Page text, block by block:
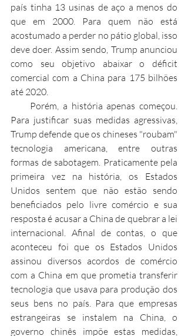
país tinha 13 usinas de aço a menos do
que em 2000. Para quem não está
acostumado a perder no pátio global, isso
deve doer. Assim sendo, Trump anunciou
como seu objetivo abaixar o déficit
comercial com a China para 175 bilhões
até 2020.
Para justificar suas medidas agressivas,
Trump defende que os chineses "roubam"
tecnologia americana, entre outras
formas de sabotagem. Praticamente pela
primeira vez na história, os Estados
Unidos sentem que não estão sendo
beneficiados pelo livre comércio e sua
resposta é acusar a China de quebrar a lei
internacional. Afinal de contas, o que
aconteceu foi que os Estados Unidos
assinou diversos acordos de comércio
com a China em que prometia transferir
tecnologia que usava para produção dos
seus bens no país. Para que empresas
estrangeiras se instalem na China, o
governo chinês impõe estas medidas,